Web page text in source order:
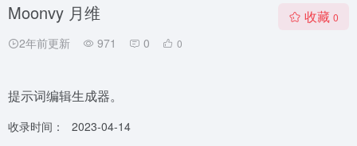
Moonvy 月维
2年前更新 971 0 0
收藏 0
提示词编辑生成器。
收录时间：
2023-04-14